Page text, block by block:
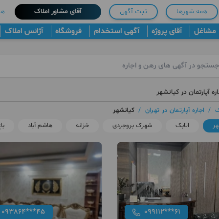
همه شهرها ثبت آگهی آقای مشاور املاک
مشاغل آقای پروژه آگهی استخدام فروشگاه آژانس املاک
آپارتمان در کیانشهر
/ اجاره آپارتمان در تهران / کیانشهر
اتابک شهرک بروجردی خزانه هاشم آباد
099112***61
093864***45